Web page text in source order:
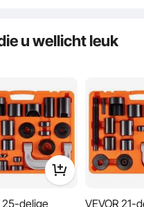
u wellicht leuk
25-delige
VEVOR 21-